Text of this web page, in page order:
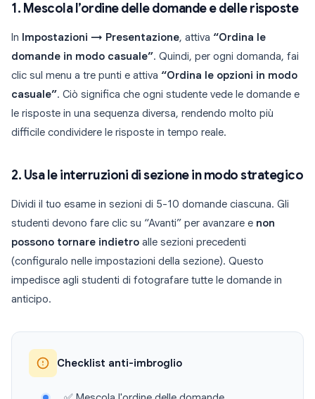
1. Mescola l’ordine delle domande e delle risposte
In Impostazioni → Presentazione, attiva “Ordina le
domande in modo casuale”. Quindi, per ogni domanda, fai
clic sul menu a tre punti e attiva “Ordina le opzioni in modo
casuale”. Ciò significa che ogni studente vede le domande e
le risposte in una sequenza diversa, rendendo molto più
difficile condividere le risposte in tempo reale.
2. Usa le interruzioni di sezione in modo strategico
Dividi il tuo esame in sezioni di 5-10 domande ciascuna. Gli
studenti devono fare clic su “Avanti” per avanzare e non
possono tornare indietro alle sezioni precedenti
(configuralo nelle impostazioni della sezione). Questo
impedisce agli studenti di fotografare tutte le domande in
anticipo.
Checklist anti-imbroglio